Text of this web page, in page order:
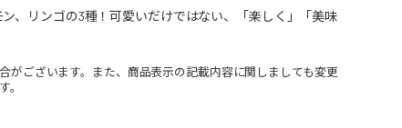
、リンゴの3種！可愛いだけではない、「楽しく」「美味
ございます。また、商品表示の記載内容に関しましても変更
。